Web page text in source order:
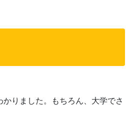
りました。もちろん、大学でさ